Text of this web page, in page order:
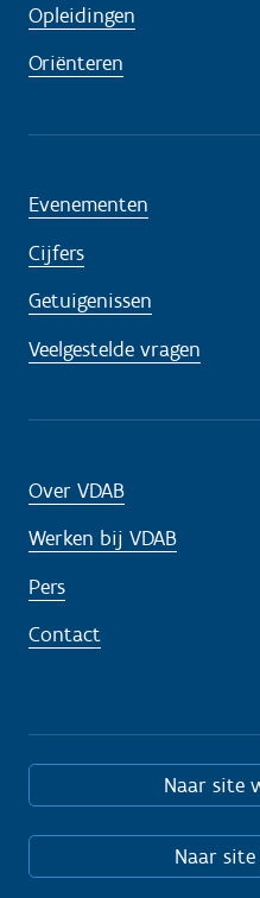
Opleidingen
Oriënteren
Evenementen
Cijfers
Getuigenissen
Veelgestelde vragen
Over VDAB
Werken bij VDAB
Pers
Contact
Naar site
Naar